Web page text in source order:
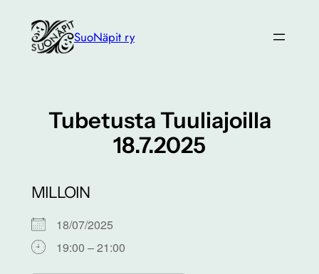
sisältöön
SuoNäpit ry
Tubetusta Tuuliajoilla
18.7.2025
MILLOIN
18/07/2025
19:00 – 21:00